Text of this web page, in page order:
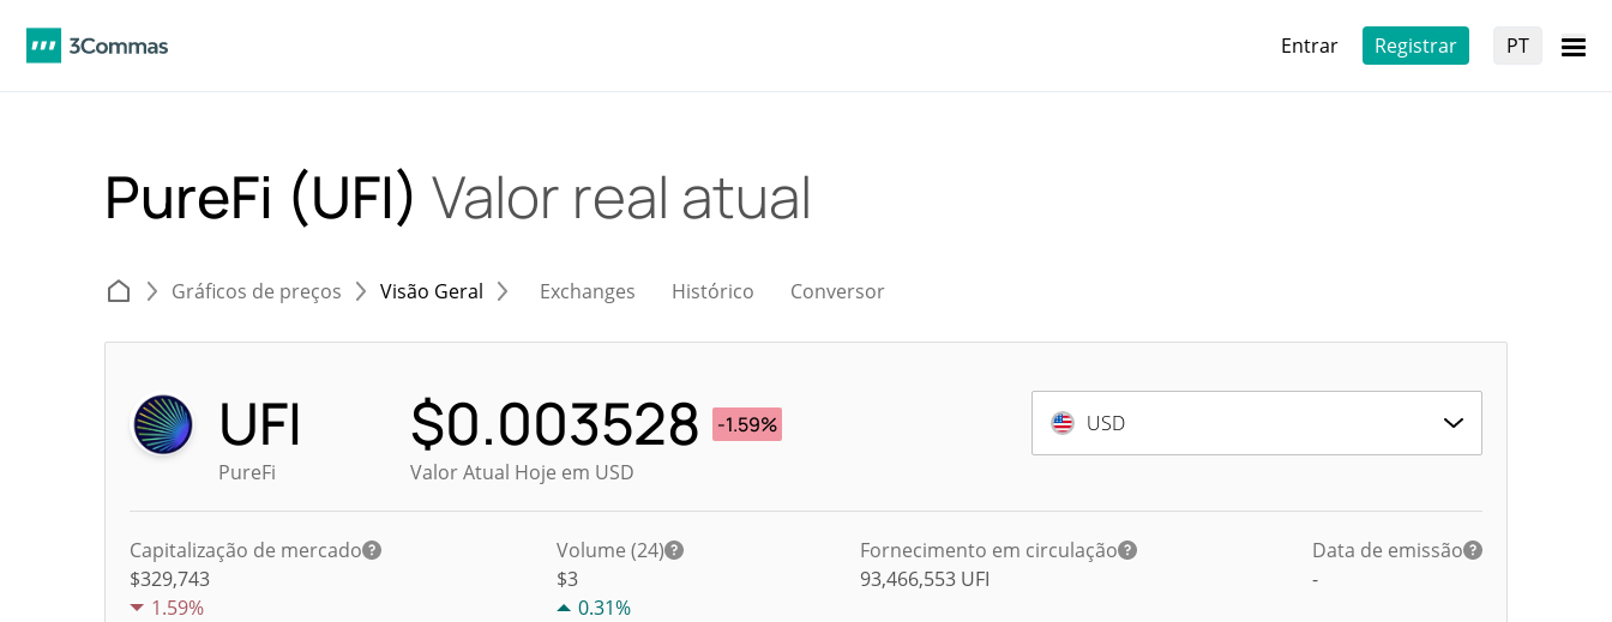
Entrar Registrar PT
PureFi (UFI) Valor real atual
Gráficos de preços Visão Geral Exchanges Histórico Conversor
UFI
PureFi
$0.003528
-1.59%
Valor Atual Hoje em USD
USD
Capitalização de mercado
$329,743
1.59%
Volume (24)
$3
0.31%
Fornecimento em circulação
93,466,553 UFI
Data de emissão
-